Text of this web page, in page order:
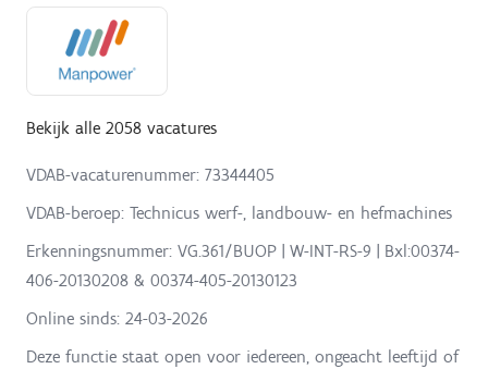
Bekijk alle 2058 vacatures
VDAB-vacaturenummer: 73344405
VDAB-beroep: Technicus werf-, landbouw- en hefmachines
Erkenningsnummer: VG.361/BUOP | W-INT-RS-9 | Bxl:00374-
406-20130208 & 00374-405-20130123
Online sinds: 24-03-2026
Deze functie staat open voor iedereen, ongeacht leeftijd of